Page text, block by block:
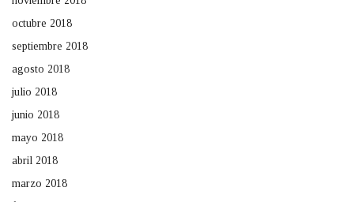
octubre 2018
septiembre 2018
agosto 2018
julio 2018
junio 2018
mayo 2018
abril 2018
marzo 2018